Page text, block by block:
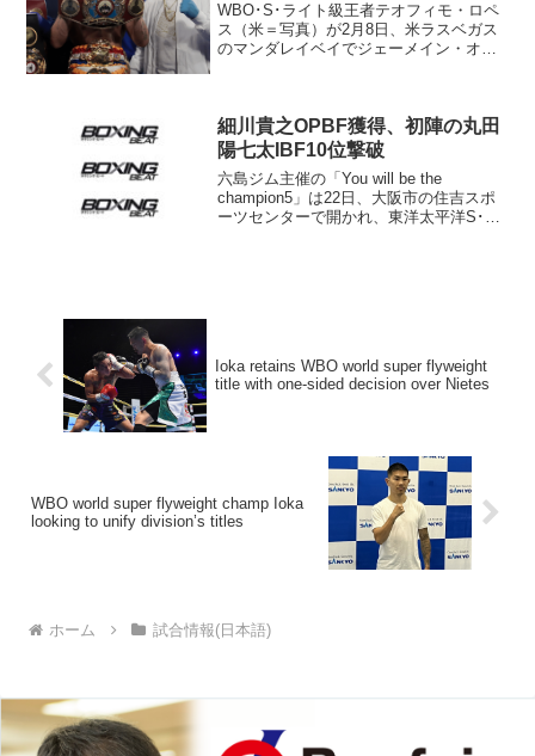
WBO･S･ライト級王者テオフィモ・ロペ
ス（米＝写真）が2月8日、米ラスベガス
のマンダレイベイでジェーメイン・オル
ス（26＝19勝1...
細川貴之OPBF獲得、初陣の丸田
陽七太IBF10位撃破
六島ジム主催の「You will be the
champion5」は22日、大阪市の住吉スポ
ーツセンターで開かれ、東洋太平洋S･ウ
Ioka retains WBO world super flyweight
title with one-sided decision over Nietes
WBO world super flyweight champ Ioka
looking to unify division’s titles
ホーム 試合情報(日本語)